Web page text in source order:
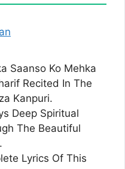
Saanso Ko Mehka
Recited In The
Kanpuri.
Deep Spiritual
The Beautiful
Lyrics Of This